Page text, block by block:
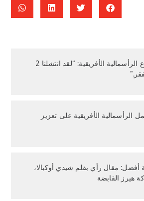
توني إيلوميلو، مخترع الرأسمالية الأفريقية: “لقد انتشلنا 2
الرأسمالية الأفريقية على تعزيز
مقال رأي بقلم شيدي أوكبالا،
هيرز القابضة